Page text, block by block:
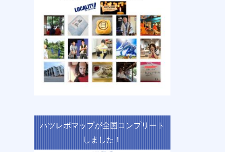
ハツレポマップが全国コンプリート
しました！